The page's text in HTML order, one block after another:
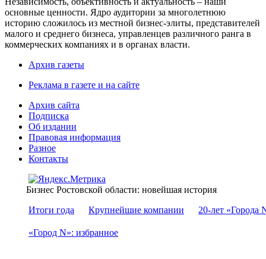
основные ценности. Ядро аудитории за многолетнюю
историю сложилось из местной бизнес-элиты, представителей
малого и среднего бизнеса, управленцев различного ранга в
коммерческих компаниях и в органах власти.
Архив газеты
Реклама в газете и на сайте
Архив сайта
Подписка
Об издании
Правовая информация
Разное
Контакты
Бизнес Ростовской области: новейшая история
Итоги года
Крупнейшие компании 20-лет «Города
«Город N»: избранное